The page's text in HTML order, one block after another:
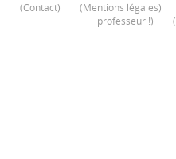
(Contact) (Mentions légales)
professeur !) (